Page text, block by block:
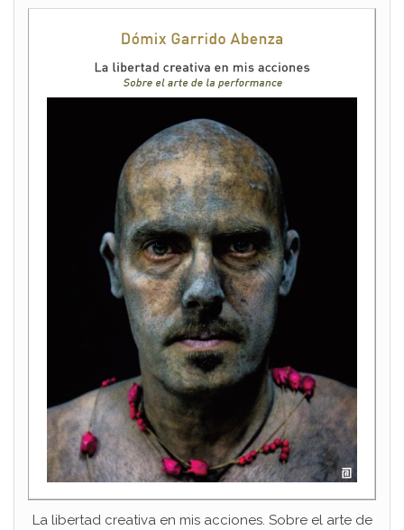
La libertad creativa en mis acciones. Sobre el arte de